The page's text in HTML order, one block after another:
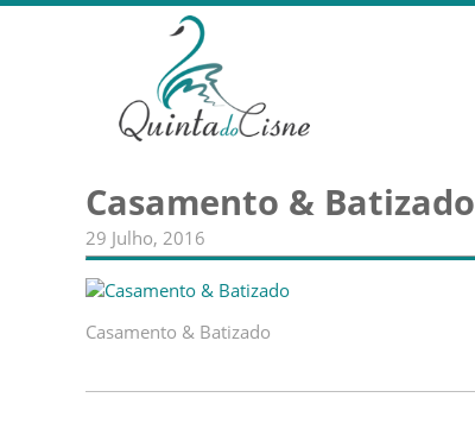
Casamento & Batizado
29 Julho, 2016
Casamento & Batizado